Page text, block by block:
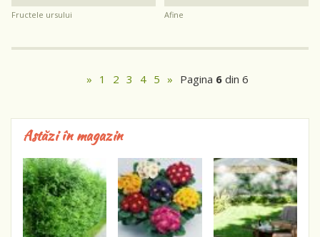
fructele ursului afine
» 1 2 3 4 5 » Pagina 6 din 6
Astăzi în magazin